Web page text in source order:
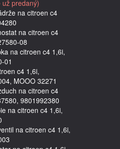
už predaný)
na citroen c4
na citroen c4
08
na citroen c4 1,6i,
01
c4 1,6i,
MOOO 32271
na citroen c4
9801992380
na citroen c4 1,6i,
na citroen c4 1,6i,